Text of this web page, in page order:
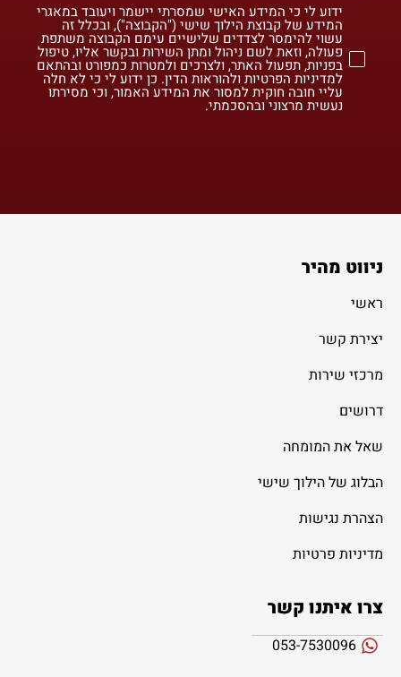
ידוע לי כי המידע האישי שמסרתי יישמר ויעובד במאגרי
המידע של קבוצת הילוך שישי ("הקבוצה"), ובכלל זה
עשוי להימסר לצדדים שלישיים עימם הקבוצה משתפת
פעולה, וזאת לשם ניהול ומתן השירות ובקשר אליו, טיפול
בפניות, תפעול האתר, ולצרכים ולמטרות כמפורט ובהתאם
למדיניות הפרטיות ולהוראות הדין. כן ידוע לי כי לא חלה
עליי חובה חוקית למסור את המידע האמור, וכי מסירתו
נעשית מרצוני ובהסכמתי.
ניווט מהיר
ראשי
יצירת קשר
מרכזי שירות
דרושים
שאל את המומחה
הבלוג של הילוך שישי
הצהרת נגישות
מדיניות פרטיות
צרו איתנו קשר
053-7530096